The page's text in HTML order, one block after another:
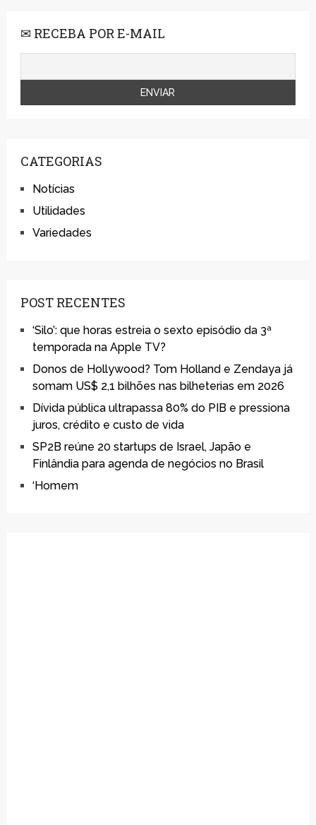
✉ RECEBA POR E-MAIL
CATEGORIAS
Notícias
Utilidades
Variedades
POST RECENTES
‘Silo’: que horas estreia o sexto episódio da 3ª
temporada na Apple TV?
Donos de Hollywood? Tom Holland e Zendaya já
somam US$ 2,1 bilhões nas bilheterias em 2026
Dívida pública ultrapassa 80% do PIB e pressiona
juros, crédito e custo de vida
SP2B reúne 20 startups de Israel, Japão e
Finlândia para agenda de negócios no Brasil
‘Homem